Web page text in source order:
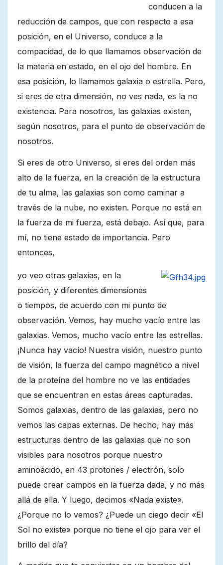
conducen a la
reducción de campos, que con respecto a esa
posición, en el Universo, conduce a la
compacidad, de lo que llamamos observación de
la materia en estado, en el ojo del hombre. En
esa posición, lo llamamos galaxia o estrella. Pero,
si eres de otra dimensión, no ves nada, es la no
existencia. Para nosotros, las galaxias existen,
según nosotros, para el punto de observación de
nosotros.
Si eres de otro Universo, si eres del orden más
alto de la fuerza, en la creación de la estructura
de tu alma, las galaxias son como caminar a
través de la nube, no existen. Porque no está en
la fuerza de mi fuerza, está debajo. Así que, para
mí, no tiene estado de importancia. Pero
entonces,
yo veo otras galaxias, en la
posición, y diferentes dimensiones
o tiempos, de acuerdo con mi punto de
observación. Vemos, hay mucho vacío entre las
galaxias. Vemos, mucho vacío entre las estrellas.
¡Nunca hay vacío! Nuestra visión, nuestro punto
de visión, la fuerza del campo magnético a nivel
de la proteína del hombre no ve las entidades
que se encuentran en estas áreas capturadas.
Somos galaxias, dentro de las galaxias, pero no
vemos las capas externas. De hecho, hay más
estructuras dentro de las galaxias que no son
visibles para nosotros porque nuestro
aminoácido, en 43 protones / electrón, solo
puede crear campos en la fuerza dada, y no más
allá de ella. Y luego, decimos «Nada existe».
¿Porque no lo vemos? ¿Puede un ciego decir «El
Sol no existe» porque no tiene el ojo para ver el
brillo del día?